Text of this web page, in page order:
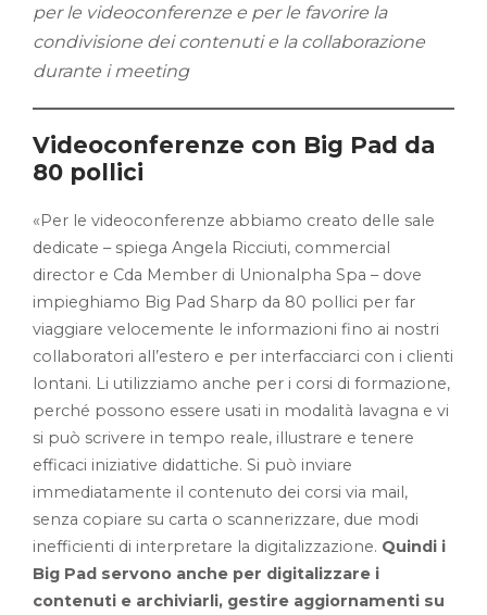
per le videoconferenze e per le favorire la
condivisione dei contenuti e la collaborazione
durante i meeting
Videoconferenze con Big Pad da
80 pollici
«Per le videoconferenze abbiamo creato delle sale
dedicate – spiega Angela Ricciuti, commercial
director e Cda Member di Unionalpha Spa – dove
impieghiamo Big Pad Sharp da 80 pollici per far
viaggiare velocemente le informazioni fino ai nostri
collaboratori all’estero e per interfacciarci con i clienti
lontani. Li utilizziamo anche per i corsi di formazione,
perché possono essere usati in modalità lavagna e vi
si può scrivere in tempo reale, illustrare e tenere
efficaci iniziative didattiche. Si può inviare
immediatamente il contenuto dei corsi via mail,
senza copiare su carta o scannerizzare, due modi
inefficienti di interpretare la digitalizzazione. Quindi i
Big Pad servono anche per digitalizzare i
contenuti e archiviarli, gestire aggiornamenti su